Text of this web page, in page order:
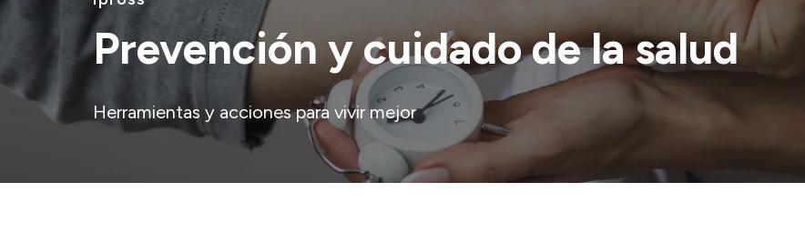
Prevención y cuidado de la salud
Herramientas y acciones para vivir mejor